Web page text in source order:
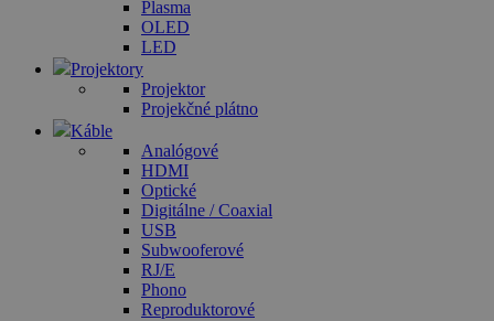
Plasma
OLED
LED
Projektory
Projektor
Projekčné plátno
Káble
Analógové
HDMI
Optické
Digitálne / Coaxial
USB
Subwooferové
RJ/E
Phono
Reproduktorové